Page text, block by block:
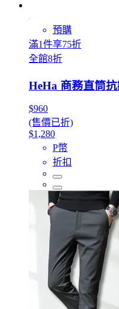
預購
滿1件享75折
全館8折
HeHa 商務直筒
$960
(售價已折)
$1,280
P幣
折扣